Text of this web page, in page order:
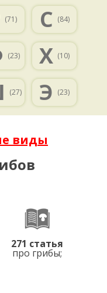
(71) С (84)
(23) Х (10)
(27) Э (23)
виды
271 статья
про грибы;